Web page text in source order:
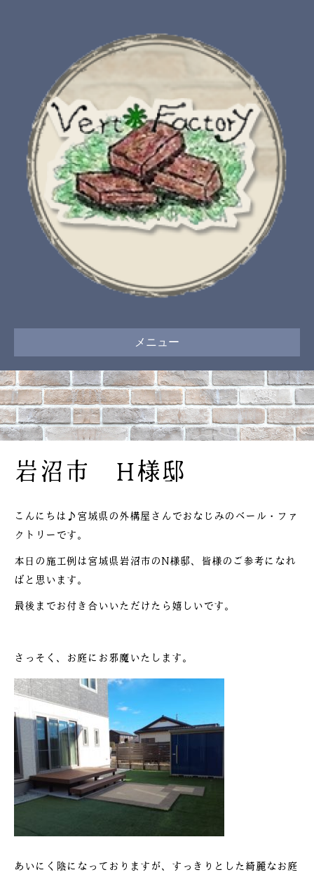
メニュー
岩沼市 H様邸
こんにちは♪宮城県の外構屋さんでおなじみのベール・ファ
クトリーです。
本日の施工例は宮城県岩沼市のN様邸、皆様のご参考になれ
ばと思います。
最後までお付き合いいただけたら嬉しいです。
さっそく、お庭にお邪魔いたします。
あいにく陰になっておりますが、すっきりとした綺麗なお庭